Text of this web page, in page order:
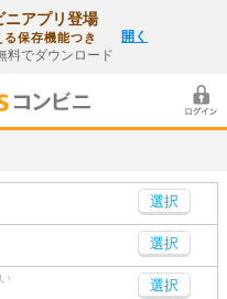
ニアプリ登場
保存機能つき
料でダウンロード
開く
選択
選択